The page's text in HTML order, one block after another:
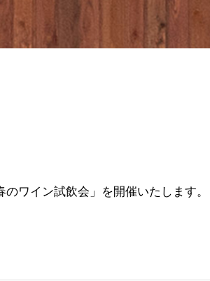
ワイン試飲会」を開催いたします。